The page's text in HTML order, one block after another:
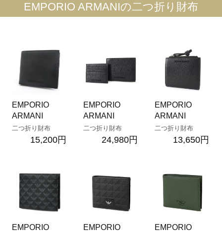
EMPORIO ARMANIの二つ折り財布
EMPORIO
ARMANI
二つ折り財布
15,200円
EMPORIO
ARMANI
二つ折り財布
24,980円
EMPORIO
ARMANI
二つ折り財布
13,650円
EMPORIO
EMPORIO
EMPORIO